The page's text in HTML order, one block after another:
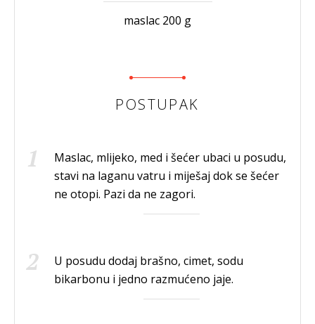
maslac 200 g
POSTUPAK
Maslac, mlijeko, med i šećer ubaci u posudu,
stavi na laganu vatru i miješaj dok se šećer
ne otopi. Pazi da ne zagori.
U posudu dodaj brašno, cimet, sodu
bikarbonu i jedno razmućeno jaje.